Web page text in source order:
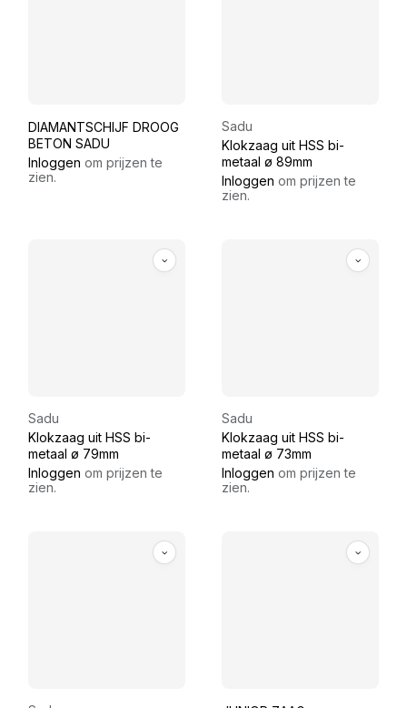
DIAMANTSCHIJF DROOG
BETON SADU
Inloggen om prijzen te
zien.
Sadu
Klokzaag uit HSS bi-
metaal ø 89mm
Inloggen om prijzen te
zien.
Sadu
Klokzaag uit HSS bi-
metaal ø 79mm
Inloggen om prijzen te
zien.
Sadu
Klokzaag uit HSS bi-
metaal ø 73mm
Inloggen om prijzen te
zien.